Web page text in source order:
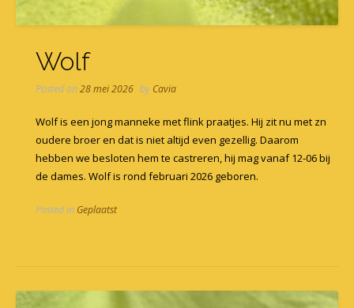
Wolf
Posted on28 mei 2026 by Cavia
Wolf is een jong manneke met flink praatjes. Hij zit nu met zn
oudere broer en dat is niet altijd even gezellig. Daarom
hebben we besloten hem te castreren, hij mag vanaf 12-06 bij
de dames. Wolf is rond februari 2026 geboren.
Posted in Geplaatst